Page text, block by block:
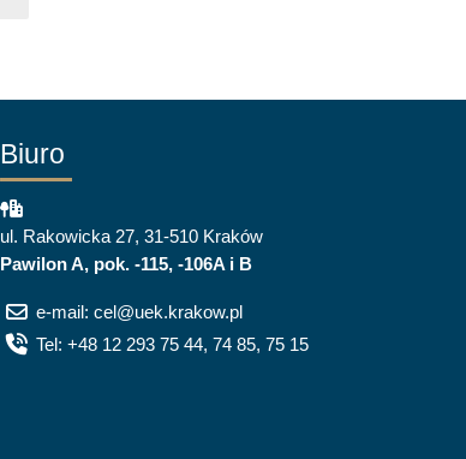
Biuro
ul. Rakowicka 27, 31-510 Kraków
Pawilon A, pok. -115, -106A i B
e-mail: cel@uek.krakow.pl
Tel: +48 12 293 75 44, 74 85, 75 15